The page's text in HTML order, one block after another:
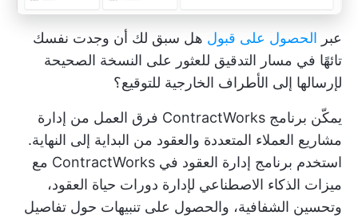
عبر الحصول على قبول هل سبق لك أن وجدت نفسك
تائهًا في مسار التدقيق للعثور على النسخة الصحيحة
لإرسالها إلى الأطراف الخارجية للتوقيع؟
يمكّن برنامج ContractWorks فرق العمل من إدارة
مشاريع العملاء المتعددة والعقود من البداية إلى النهاية.
استخدم برنامج إدارة العقود في ContractWorks مع
ميزات الذكاء الاصطناعي لإدارة دورات حياة العقود،
وتحسين الشفافية، والحصول على تنبيهات حول تفاصيل